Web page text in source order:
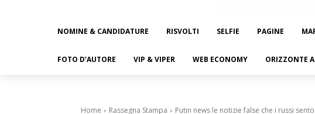
NOMINE & CANDIDATURE RISVOLTI SELFIE PAGINE
FOTO D’AUTORE VIP & VIPER WEB ECONOMY ORIZZONTE
Home Rassegna Stampa Putin news le notizie false che i russi